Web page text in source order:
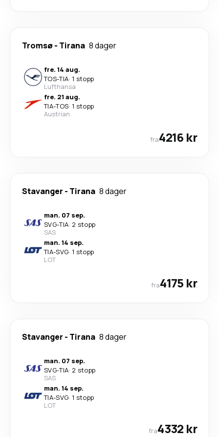
Tromsø - Tirana 8 dager
fre. 14 aug.
TOS-TIA· 1 stopp
Lufthansa
fre. 21 aug.
TIA-TOS· 1 stopp
Austrian
fra4216 kr
Stavanger - Tirana 8 dager
man. 07 sep.
SVG-TIA· 2 stopp
SAS
man. 14 sep.
TIA-SVG· 1 stopp
LOT
fra4175 kr
Stavanger - Tirana 8 dager
man. 07 sep.
SVG-TIA· 2 stopp
SAS
man. 14 sep.
TIA-SVG· 1 stopp
LOT
fra4332 kr